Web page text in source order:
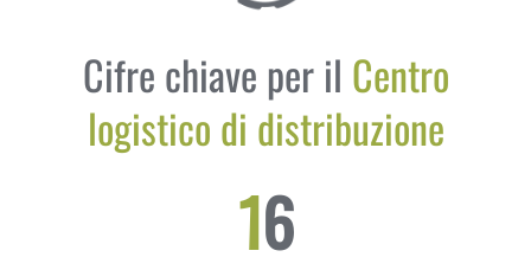
Cifre chiave per il Centro
logistico di distribuzione
16